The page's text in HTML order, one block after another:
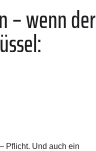
– wenn der
Pflicht. Und auch ein